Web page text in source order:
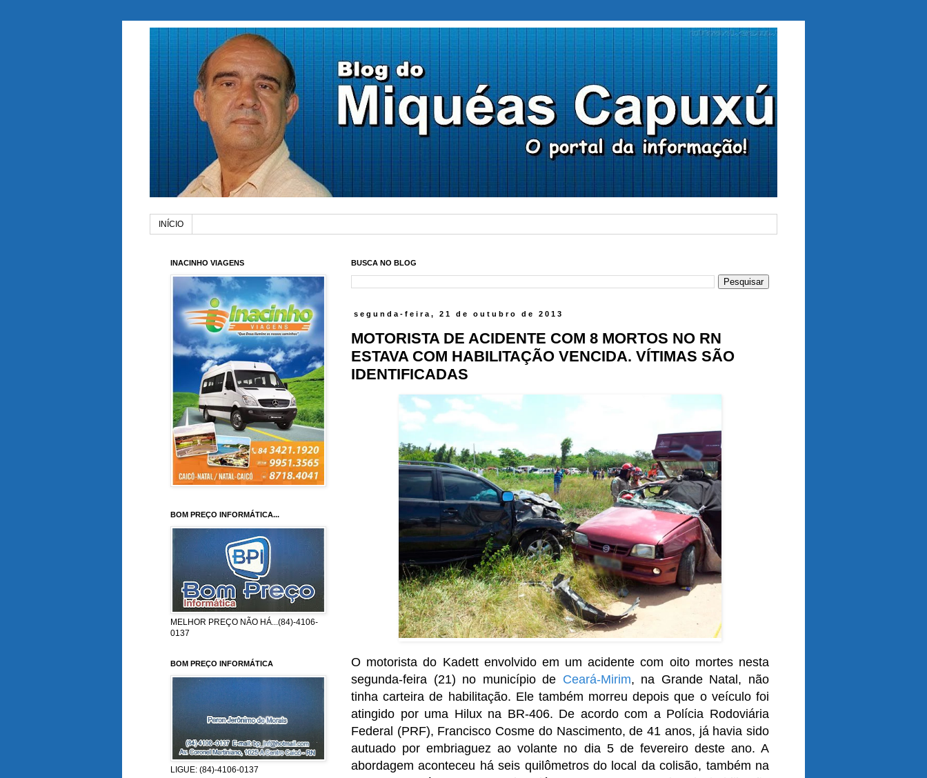
INÍCIO
BUSCA NO BLOG
segunda-feira, 21 de outubro de 2013
MOTORISTA DE ACIDENTE COM 8 MORTOS NO RN
ESTAVA COM HABILITAÇÃO VENCIDA. VÍTIMAS SÃO
IDENTIFICADAS
O motorista do Kadett envolvido em um acidente com oito mortes nesta
segunda-feira (21) no município de Ceará-Mirim, na Grande Natal, não
tinha carteira de habilitação. Ele também morreu depois que o veículo foi
atingido por uma Hilux na BR-406. De acordo com a Polícia Rodoviária
Federal (PRF), Francisco Cosme do Nascimento, de 41 anos, já havia sido
autuado por embriaguez ao volante no dia 5 de fevereiro deste ano. A
abordagem aconteceu há seis quilômetros do local da colisão, também na
INACINHO VIAGENS
BOM PREÇO INFORMÁTICA...
MELHOR PREÇO NÃO HÁ...(84)-4106-
0137
BOM PREÇO INFORMÁTICA
LIGUE: (84)-4106-0137